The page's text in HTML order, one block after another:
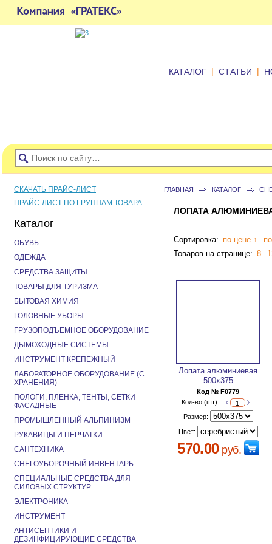
КАТАЛОГ | СТАТЬИ |
ГЛАВНАЯ КАТАЛОГ
ЛОПАТА
Сортировка: по цене ↑
Товаров на странице: 8
Лопата алюминиевая
500х375
Код № F0779
Кол-во (шт):
Размер:
Цвет:
570.00руб.
СКАЧАТЬ ПРАЙС-ЛИСТ
ПРАЙС-ЛИСТ ПО ГРУППАМ ТОВАРА
Каталог
ОБУВЬ
ОДЕЖДА
СРЕДСТВА ЗАЩИТЫ
ТОВАРЫ ДЛЯ ТУРИЗМА
БЫТОВАЯ ХИМИЯ
ГОЛОВНЫЕ УБОРЫ
ГРУЗОПОДЪЕМНОЕ ОБОРУДОВАНИЕ
ДЫМОХОДНЫЕ СИСТЕМЫ
ИНСТРУМЕНТ КРЕПЕЖНЫЙ
ЛАБОРАТОРНОЕ ОБОРУДОВАНИЕ (С
ХРАНЕНИЯ)
ПОЛОГИ, ПЛЕНКА, ТЕНТЫ, СЕТКИ
ФАСАДНЫЕ
ПРОМЫШЛЕННЫЙ АЛЬПИНИЗМ
РУКАВИЦЫ И ПЕРЧАТКИ
САНТЕХНИКА
СНЕГОУБОРОЧНЫЙ ИНВЕНТАРЬ
СПЕЦИАЛЬНЫЕ СРЕДСТВА ДЛЯ
СИЛОВЫХ СТРУКТУР
ЭЛЕКТРОНИКА
ИНСТРУМЕНТ
АНТИСЕПТИКИ И
ДЕЗИНФИЦИРУЮЩИЕ СРЕДСТВА